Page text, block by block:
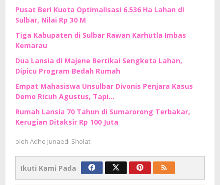
Pusat Beri Kuota Optimalisasi 6.536 Ha Lahan di
Sulbar, Nilai Rp 30 M
Tiga Kabupaten di Sulbar Rawan Karhutla Imbas
Kemarau
Dua Lansia di Majene Bertikai Sengketa Lahan,
Dipicu Program Bedah Rumah
Empat Mahasiswa Unsulbar Divonis Penjara Kasus
Demo Ricuh Agustus, Tapi…
Rumah Lansia 70 Tahun di Sumarorong Terbakar,
Kerugian Ditaksir Rp 100 Juta
oleh Adhe Junaedi Sholat
Ikuti Kami Pada